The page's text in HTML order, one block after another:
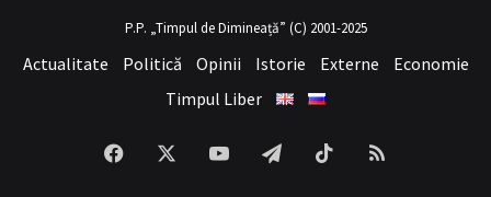
hayalini kurduğu seksi kadının üvey annesi gibi
P.P. „Timpul de Dimineață” (C) 2001-2025
Actualitate Politică Opinii Istorie Externe
Economie
Timpul Liber
Facebook YouTubeTelegramTikTokRSS